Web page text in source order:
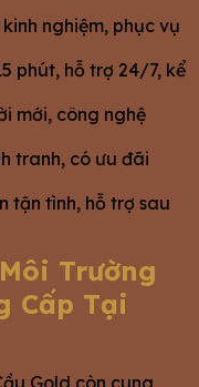
nghiệm, phục vụ
phút, hỗ trợ 24/7, kể
mới, công nghệ
tranh, có ưu đãi
tận tình, hỗ trợ sau
Trường
Cấp Tại
Gold còn cung